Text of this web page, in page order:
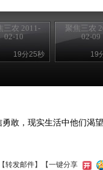
三农 2011-
02-10
19分25秒
聚焦三农
02-09
19
敢，现实生活中他们渴
转发邮件】 【一键分享